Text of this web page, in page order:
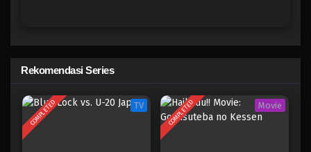
Eps 2 - Februari 3, 2025
Rekomendasi Series
COMPLETED TV COMPLETED Movie